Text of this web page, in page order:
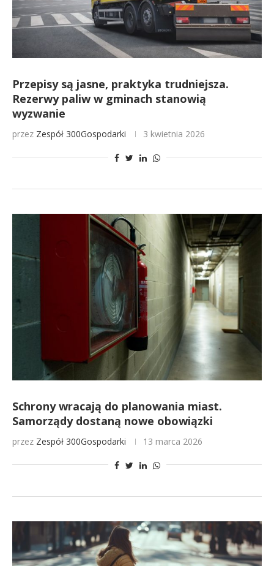
Przepisy są jasne, praktyka trudniejsza.
Rezerwy paliw w gminach stanowią
wyzwanie
przez Zespół 300Gospodarki 3 kwietnia 2026
Schrony wracają do planowania miast.
Samorządy dostaną nowe obowiązki
przez Zespół 300Gospodarki 13 marca 2026